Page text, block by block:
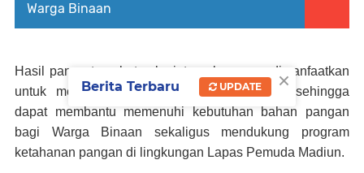
Warga Binaan
Hasil panen tersebut selanjutnya langsung dimanfaatkan
untuk mendukung kebutuhan dapur Lapas, sehingga
dapat membantu memenuhi kebutuhan bahan pangan
bagi Warga Binaan sekaligus mendukung program
ketahanan pangan di lingkungan Lapas Pemuda Madiun.
×
Berita Terbaru UPDATE